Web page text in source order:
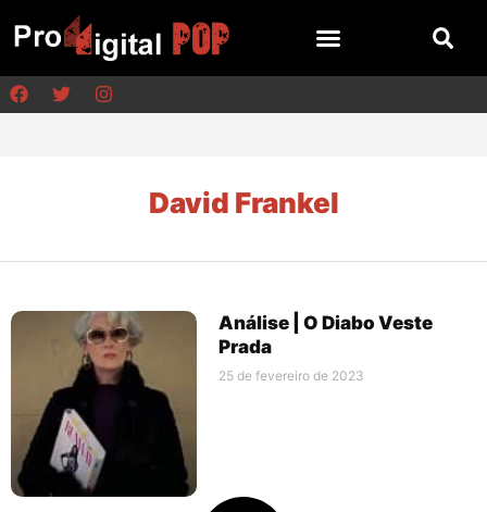
David Frankel
Análise | O Diabo Veste
Prada
25 de fevereiro de 2023